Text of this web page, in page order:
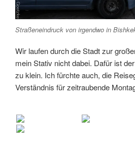
Straßeneindruck von irgendwo in
Wir laufen durch die Stadt zur
mein Stativ nicht dabei. Dafür ist
zu klein. Ich fürchte auch, die
Verständnis für zeitraubende